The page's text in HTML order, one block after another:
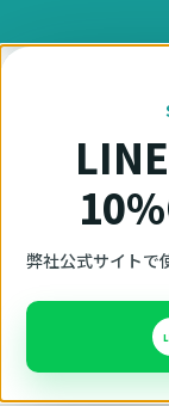
弊社公式サイトで
オットキャスト
車種適合確認
車種適合確認
車種と
Ottocast（オッ
このページ内で見られます。 迷った場